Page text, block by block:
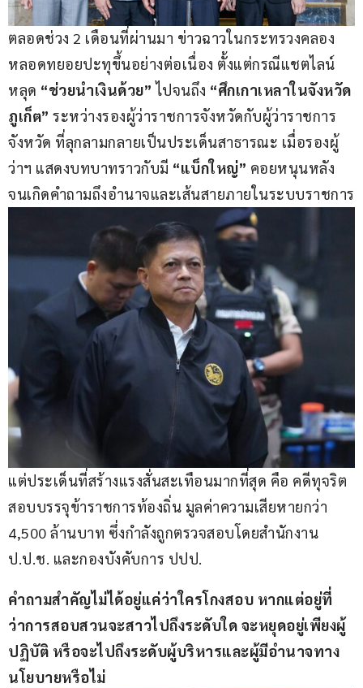
ตลอดช่วง 2 เดือนที่ผ่านมา ข่าวฉาวในกระทรวงคลอง
หลอดทยอยปะทุขึ้นอย่างต่อเนื่อง ตั้งแต่กรณีแชตไลน์
หลุด “ช่วยนำเงินด้วย” ไปจนถึง “ศึกเกาเหลาในจังหวัด
ภูเก็ต” ระหว่างรองผู้ว่าราชการจังหวัดกับผู้ว่าราชการ
จังหวัด ที่ลุกลามกลายเป็นประเด็นสาธารณะ เมื่อรองผู้
ว่าฯ แสดงบทบาทราวกับมี “แบ็กใหญ่” คอยหนุนหลัง
จนเกิดคำถามถึงอำนาจและเส้นสายภายในระบบราชการ
แต่ประเด็นที่สร้างแรงสั่นสะเทือนมากที่สุด คือ คดีทุจริต
สอบบรรจุข้าราชการท้องถิ่น มูลค่าความเสียหายกว่า
4,500 ล้านบาท ซึ่งกำลังถูกตรวจสอบโดยสำนักงาน
ป.ป.ช. และกองบังคับการ ปปป.
คำถามสำคัญไม่ได้อยู่แค่ว่าใครโกงสอบ หากแต่อยู่ที่
ว่าการสอบสวนจะสาวไปถึงระดับใด จะหยุดอยู่เพียงผู้
ปฏิบัติ หรือจะไปถึงระดับผู้บริหารและผู้มีอำนาจทาง
นโยบายหรือไม่